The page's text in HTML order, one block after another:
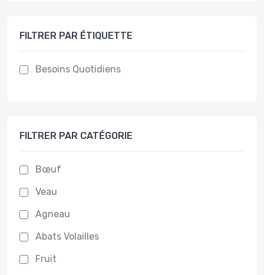
FILTRER PAR ÉTIQUETTE
Besoins Quotidiens
FILTRER PAR CATÉGORIE
Bœuf
Veau
Agneau
Abats Volailles
Fruit